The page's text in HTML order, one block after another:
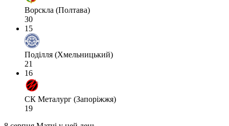
Ворскла (Полтава)
30
15
Поділля (Хмельницький)
21
16
СК Металург (Запоріжжя)
19